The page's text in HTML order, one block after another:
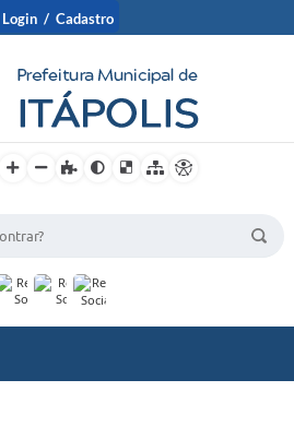
Login / Cadastro